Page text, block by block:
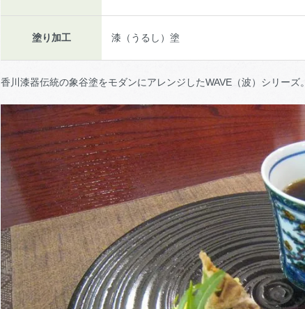
塗り加工 漆（うるし）塗
香川漆器伝統の象谷塗をモダンにアレンジしたWAVE（波）シリーズ。